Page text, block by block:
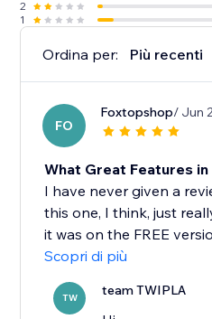
2
1
Ordina per: Più recenti
FO
Foxtopshop/ Jun
What Great Features in
I have never given a
this one, I think, just
it was on the FREE
Scopri di più
TW team TWIPLA